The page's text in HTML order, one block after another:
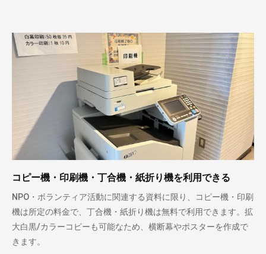
コピー機・印刷機・丁合機・紙折り機を利用できる
NPO・ボランティア活動に関連する資料に限り、コピー機・印刷
機は所定の料金で、丁合機・紙折り機は無料で利用できます。拡
大白黒/カラーコピーも可能なため、横断幕やポスターを作成で
きます。